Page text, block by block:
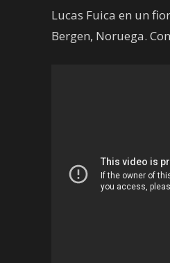
Lucas Fuica en un
Bergen, Noruega.